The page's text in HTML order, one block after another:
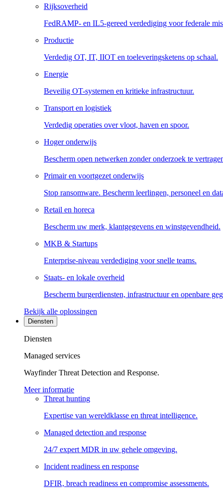
Rijksoverheid
FedRAMP- en IL5-gereed verdediging voor federale
Productie
Verdedig OT, IT, IIOT en toeleveringsketens op schaal.
Energie
Beveilig OT-systemen en kritieke infrastructuur.
Transport en logistiek
Verdedig operaties over vloot, haven en spoor.
Hoger onderwijs
Bescherm open netwerken zonder onderzoek te
Primair en voortgezet onderwijs
Stop ransomware. Bescherm leerlingen, personeel en
Retail en horeca
Bescherm uw merk, klantgegevens en winstgevendheid.
MKB & Startups
Enterprise-niveau verdediging voor snelle teams.
Staats- en lokale overheid
Bescherm burgerdiensten, infrastructuur en openbare
Bekijk alle oplossingen
Diensten
Diensten
Managed services
Wayfinder Threat Detection and Response.
Meer informatie
Threat hunting
Expertise van wereldklasse en threat intelligence.
Managed detection and response
24/7 expert MDR in uw gehele omgeving.
Incident readiness en response
DFIR, breach readiness en compromise assessments.